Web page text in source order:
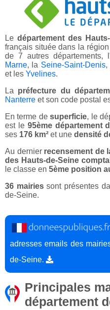
Le département des
français située dans la région
de 7 autres départements,
Marne, la Seine-Saint-Denis,
et les Yvelines.
La préfecture du
Nanterre et son code postal
En terme desuperficie, le
est le 95ème département
ses 176 km² et une densité
Au dernier recensement de
des Hauts-de-Seine
le classe en 5ème position
36 mairiessont présentes
de-Seine.
adresses emails des
de-Seine.
Principales
département